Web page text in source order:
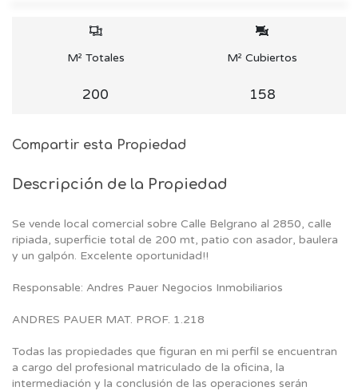
M² Totales
200
M² Cubiertos
158
Compartir esta Propiedad
Descripción de la Propiedad
Se vende local comercial sobre Calle Belgrano al 2850, calle
ripiada, superficie total de 200 mt, patio con asador, baulera
y un galpón. Excelente oportunidad!!
Responsable: Andres Pauer Negocios Inmobiliarios
ANDRES PAUER MAT. PROF. 1.218
Todas las propiedades que figuran en mi perfil se encuentran
a cargo del profesional matriculado de la oficina, la
intermediación y la conclusión de las operaciones serán